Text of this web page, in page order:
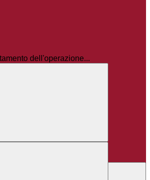
dell'operazione...